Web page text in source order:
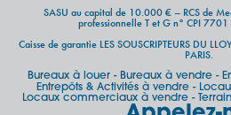
SASU au capital de 10.000 € – RCS de
professionnelle T et G n° CPI
Caisse de garantie LES SOUSCRIPTEURS DU
PARIS.
Bureaux à louer- Bureaux à vendre-
Entrepôts & Activités à vendre -
Locaux commerciaux à vendre -